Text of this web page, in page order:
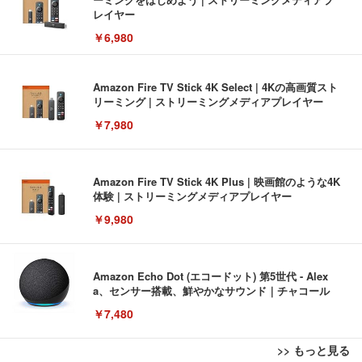
レイヤー
￥6,980
Amazon Fire TV Stick 4K Select | 4Kの高画質スト
リーミング | ストリーミングメディアプレイヤー
￥7,980
Amazon Fire TV Stick 4K Plus | 映画館のような4K
体験 | ストリーミングメディアプレイヤー
￥9,980
Amazon Echo Dot (エコードット) 第5世代 - Alex
a、センサー搭載、鮮やかなサウンド｜チャコール
￥7,480
>> もっと見る